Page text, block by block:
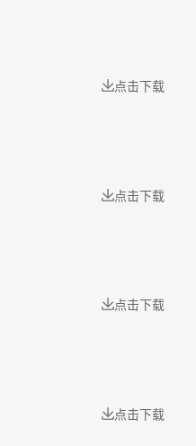
点击下载
点击下载
点击下载
点击下载